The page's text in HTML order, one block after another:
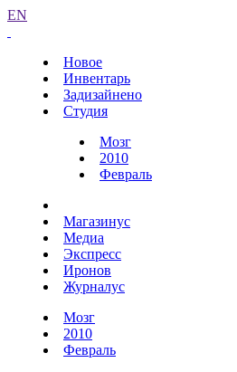
EN
Новое
Инвентарь
Задизайнено
Студия
Мозг
2010
Февраль
Магазинус
Медиа
Экспресс
Иронов
Журналус
Мозг
2010
Февраль